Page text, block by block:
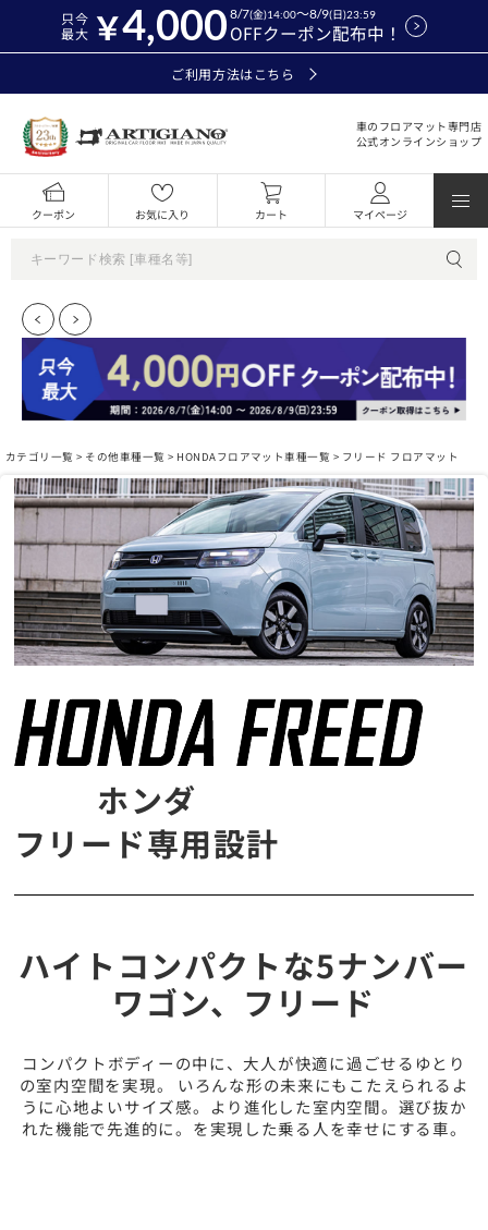
只今
最大
4,000OFFクーポン配布中！
8/7(金)14:00～8/9(日)23:59
ご利用方法はこちら
車のフロアマット専門店
公式オンラインショップ
クーポン お気に入り カート マイページ
カテゴリ一覧 > その他車種一覧 > HONDAフロアマット車種一覧 > フリード フロアマット
ホンダ
フリード専用設計
ハイトコンパクトな5ナンバー
ワゴン、フリード
コンパクトボディーの中に、大人が快適に過ごせるゆとり
の室内空間を実現。 いろんな形の未来にもこたえられるよ
うに心地よいサイズ感。より進化した室内空間。選び抜か
れた機能で先進的に。を実現した乗る人を幸せにする車。